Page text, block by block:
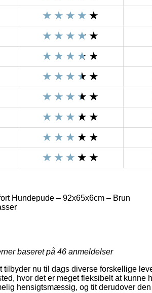
Hundepude – 92x65x6cm – Brun
baseret på 46 anmeldelser
tilbyder nu til dags diverse forskellige
hvor det er meget fleksibelt at kunne
hensigtsmæssig, og tit derudover